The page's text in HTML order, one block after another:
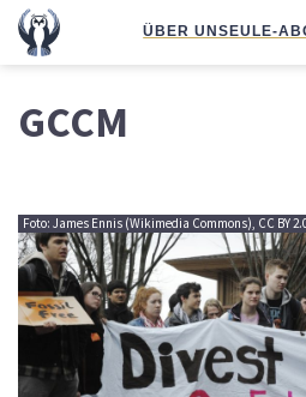
ÜBER UNSEULE-
GCCM
Foto: James Ennis (Wikimedia Commons), CC BY